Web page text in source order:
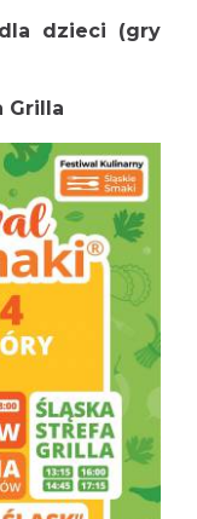
dzieci (gry
Grilla